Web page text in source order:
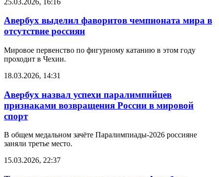
Авербух выделил фаворитов чемпионата мира в
отсутствие россиян
Мировое первенство по фигурному катанию в этом году
проходит в Чехии.
18.03.2026, 14:31
Авербух назвал успехи паралимпийцев
признаками возвращения России в мировой
спорт
В общем медальном зачёте Паралимпиады-2026 россияне
заняли третье место.
15.03.2026, 22:37